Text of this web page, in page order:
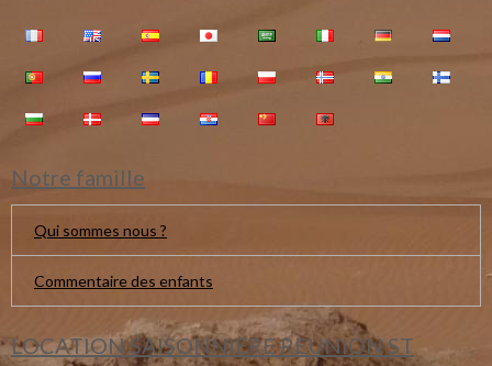
Notre famille
Qui sommes nous ?
Commentaire des enfants
LOCATION SAISONNIERE REUNION ST